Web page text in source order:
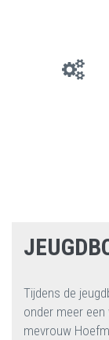
Tijdens de
onder meer
mevrouw